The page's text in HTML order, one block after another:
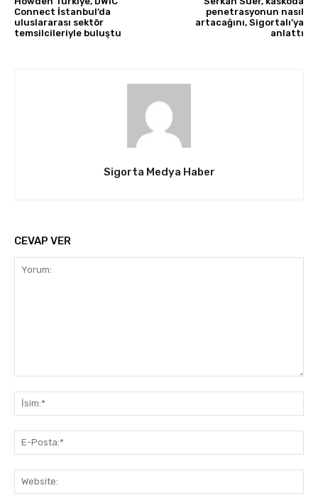
Connect İstanbul’da
uluslararası sektör
temsilcileriyle buluştu
penetrasyonun nasıl
artacağını, Sigortalı’ya
anlattı
Sigorta Medya Haber
CEVAP VER